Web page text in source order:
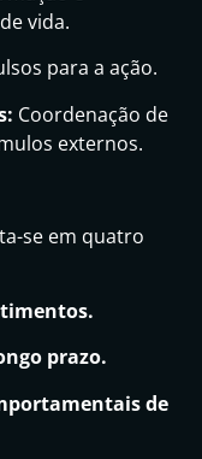
vida.
para a ação.
Coordenação de
externos.
se em quatro
prazo.
de